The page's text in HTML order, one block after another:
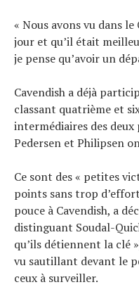
« Nous avons vu dans
jour et qu’il était
je pense qu’avoir un
Cavendish a déjà
classant quatrième et
intermédiaires des
Pedersen et Philipsen
Ce sont des « petites
points sans trop
pouce à Cavendish, a
distinguant Soudal-
qu’ils détiennent la clé
vu sautillant devant le
ceux à surveiller.